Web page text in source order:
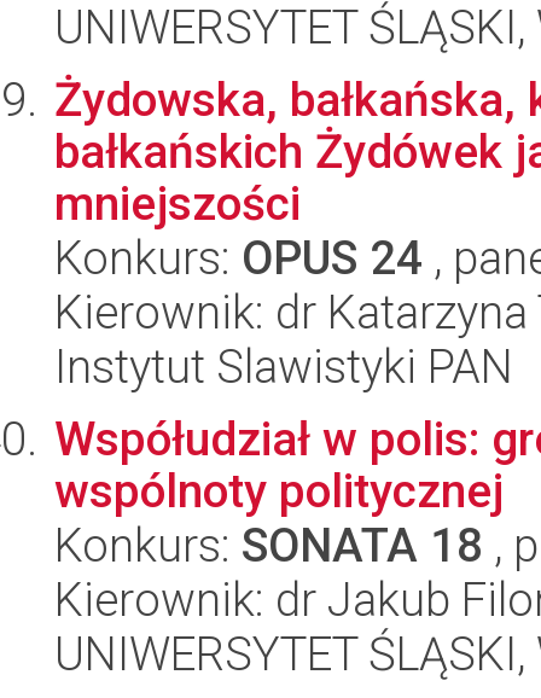
UNIWERSYTET
Żydowska,
bałkańskich Żydówek
mniejszości
Konkurs: OPUS 24 ,
Kierownik: dr Katarzyna
Instytut Slawistyki PAN
Współudział w polis:
wspólnoty politycznej
Konkurs: SONATA 18 ,
Kierownik: dr Jakub
UNIWERSYTET